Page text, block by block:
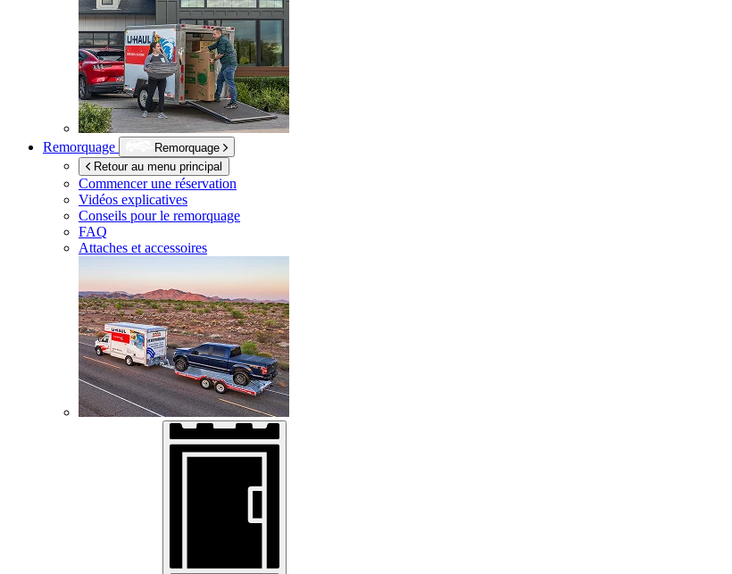
Remorquage
Remorquage
Retour au menu principal
Commencer une réservation
Vidéos explicatives
Conseils pour le remorquage
FAQ
Attaches et accessoires